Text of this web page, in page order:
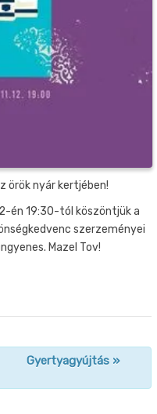
örök nyár kertjében!
én 19:30-tól köszöntjük a
szerzeményei
Mazel Tov!
Gyertyagyújtás »